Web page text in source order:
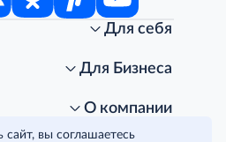
Для себя
METRO
Для Бизнеса
для бизнеса
О компании
сайт, вы соглашаетесь